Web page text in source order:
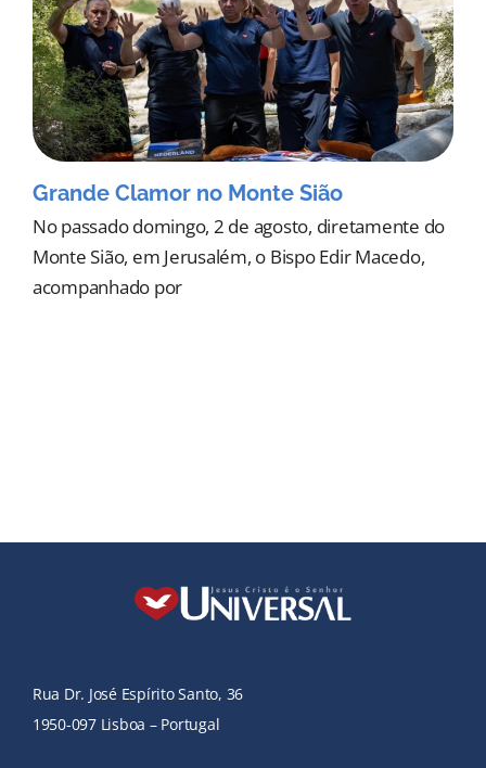
Grande Clamor no Monte Sião
No passado domingo, 2 de agosto, diretamente do
Monte Sião, em Jerusalém, o Bispo Edir Macedo,
acompanhado por
Rua Dr. José Espírito Santo, 36
1950-097 Lisboa – Portugal